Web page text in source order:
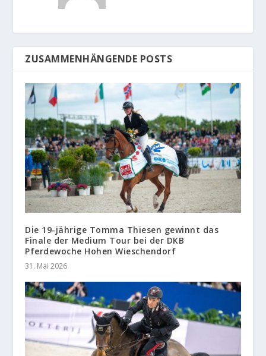
ZUSAMMENHÄNGENDE POSTS
Die 19-jährige Tomma Thiesen gewinnt das
Finale der Medium Tour bei der DKB
Pferdewoche Hohen Wieschendorf
31. Mai 2026